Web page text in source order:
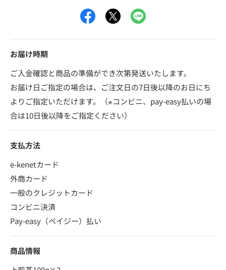
お届け時期
ご入金確認と商品の準備ができ次第発送いたします。
お届け日ご指定の場合は、ご注文日の7日後以降のお日にち
よりご指定いただけます。（※コンビニ、pay-easy払いの場
合は10日後以降をご指定ください）
支払方法
e-kenetカード
外商カード
一般のクレジットカード
コンビニ決済
Pay-easy（ペイジー）払い
商品情報